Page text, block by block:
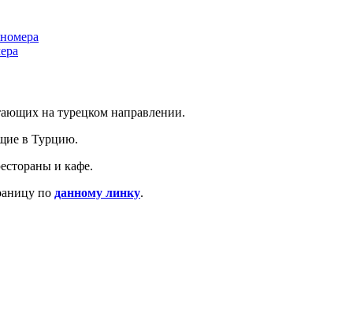
на турецком направлении.
в Турцию.
и кафе.
по данному линку.